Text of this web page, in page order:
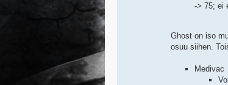
-> 75; ei
Ghost on iso
osuu siihen.
Medivac